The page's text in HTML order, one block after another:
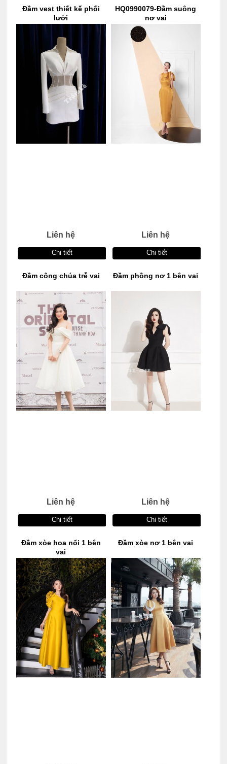
Đầm vest thiết kế phối
lưới
Liên hệ
Chi tiết
HQ0990079-Đầm suông
nơ vai
Liên hệ
Chi tiết
Đầm công chúa trễ vai
Liên hệ
Chi tiết
Đầm phồng nơ 1 bên vai
Liên hệ
Chi tiết
Đầm xòe hoa nổi 1 bên
vai
Đầm xòe nơ 1 bên vai